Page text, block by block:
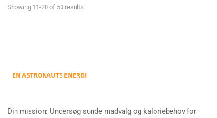
Showing 11-20 of 50 results
EN ASTRONAUTS ENERGI
Din mission: Undersøg sunde madvalg og kaloriebehov for